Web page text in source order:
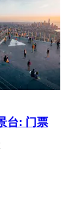
台: 门票